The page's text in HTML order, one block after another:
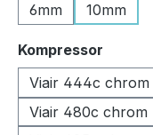
6mm
10mm
Kompressor
Viair 444c chrom
Viair 480c chrom